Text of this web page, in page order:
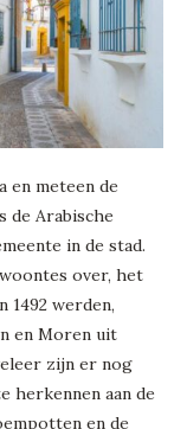
en meteen de
de Arabische
in de stad.
over, het
1492 werden,
en Moren uit
zijn er nog
herkennen aan de
en de